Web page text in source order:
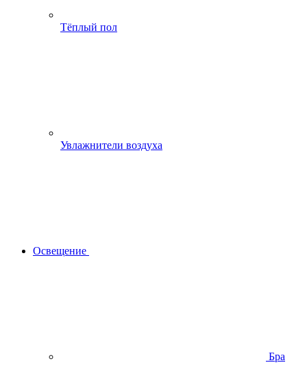
Тёплый пол
Увлажнители воздуха
Освещение
Бра